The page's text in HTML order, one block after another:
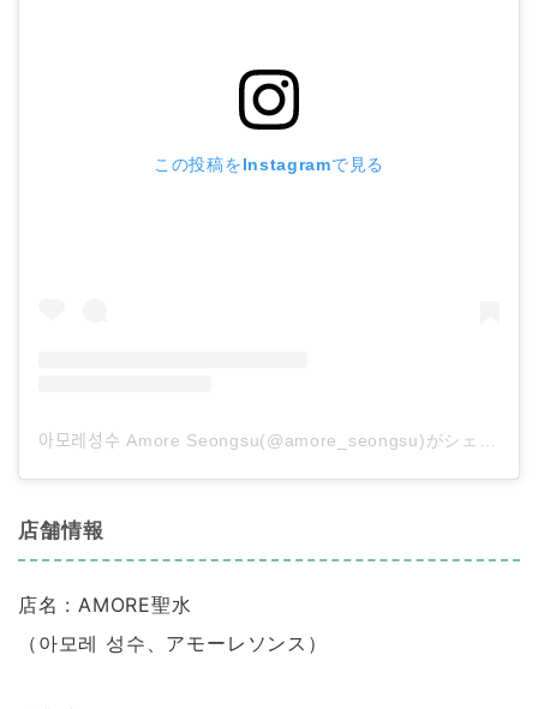
この投稿をInstagramで見る
아모레성수 Amore Seongsu(@amore_seongsu)がシェアした投稿
店舗情報
店名 : AMORE聖水
（아모레 성수、アモーレソンス）